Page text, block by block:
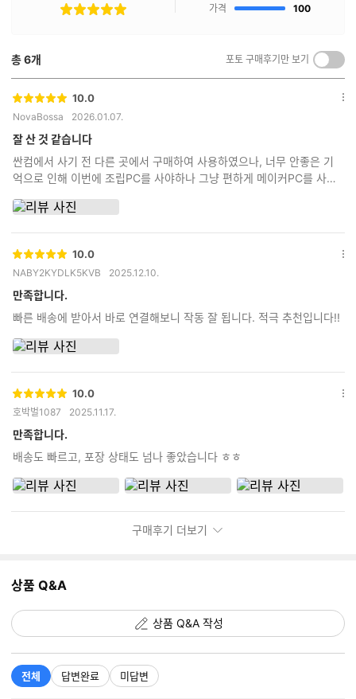
기
별
가격
100점
총6개 포토 구매후기만 보기
켜
기/
별
점
10.0
NovaBossa 2026.01.07.
잘 산 것 같습니다
싼컴에서 사기 전 다른 곳에서 구매하여 사용하였으나, 너무 안좋은 기
억으로 인해 이번에 조립PC를 사야하나 그냥 편하게 메이커PC를 사야
되지는 않았지만 잘 돌아가고 배송도 깔끔하게 와서 믿음이 가네요.
옵
별
점
10.0
NABY2KYDLK5KVB 2025.12.10.
만족합니다.
빠른 배송에 받아서 바로 연결해보니 작동 잘 됩니다. 적극 추천입니다!!
옵
별
점
10.0
호박벌1087 2025.11.17.
만족합니다.
배송도 빠르고, 포장 상태도 넘나 좋았습니다 ㅎㅎ
옵
구매후기 더보기
상품 Q&A
상품 Q&A 작성
전체 답변완료 미답변